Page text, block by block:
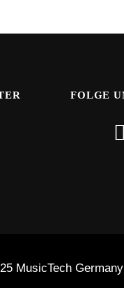
FOLGE
MusicTech Germany